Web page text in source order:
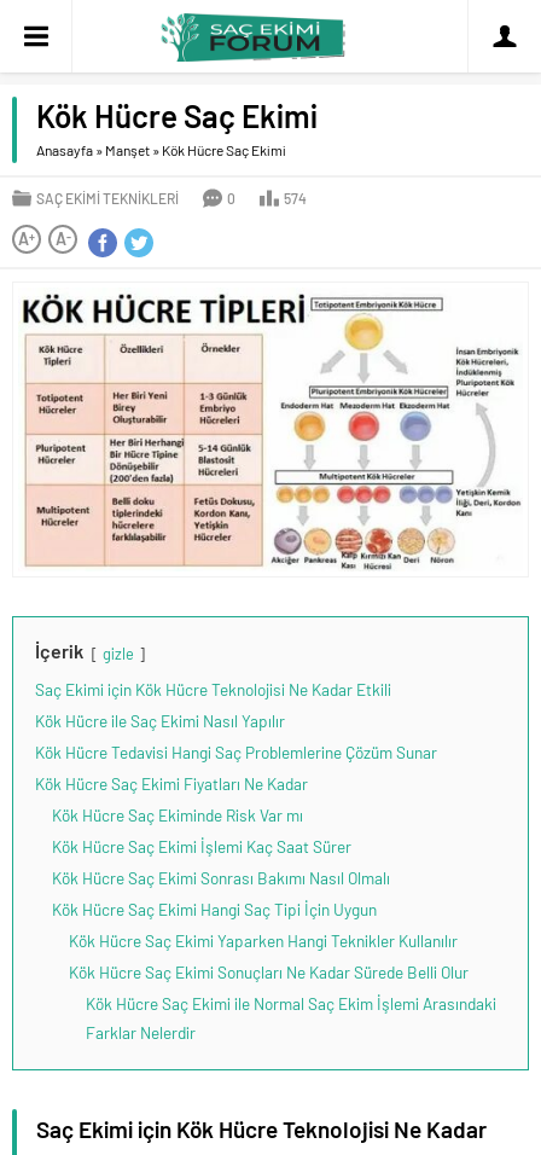
Kök Hücre Saç Ekimi
Anasayfa » Manşet » Kök Hücre Saç Ekimi
SAÇ EKIMI TEKNIKLERI 0 574
A+ A-
İçerik gizle
Saç Ekimi için Kök Hücre Teknolojisi Ne Kadar Etkili
Kök Hücre ile Saç Ekimi Nasıl Yapılır
Kök Hücre Tedavisi Hangi Saç Problemlerine Çözüm Sunar
Kök Hücre Saç Ekimi Fiyatları Ne Kadar
Kök Hücre Saç Ekiminde Risk Var mı
Kök Hücre Saç Ekimi İşlemi Kaç Saat Sürer
Kök Hücre Saç Ekimi Sonrası Bakımı Nasıl Olmalı
Kök Hücre Saç Ekimi Hangi Saç Tipi İçin Uygun
Kök Hücre Saç Ekimi Yaparken Hangi Teknikler Kullanılır
Kök Hücre Saç Ekimi Sonuçları Ne Kadar Sürede Belli Olur
Kök Hücre Saç Ekimi ile Normal Saç Ekim İşlemi Arasındaki
Farklar Nelerdir
Saç Ekimi için Kök Hücre Teknolojisi Ne Kadar